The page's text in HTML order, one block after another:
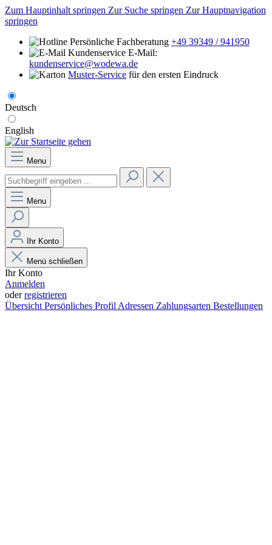
Zum Hauptinhalt springen Zur Suche springen Zur Hauptnavigation
springen
Persönliche Fachberatung +49 39349 / 941950
E-Mail:
kundenservice@wodewa.de
Muster-Service für den ersten Eindruck
Deutsch
English
Menu
Menu
Ihr Konto
Menü schließen
Ihr Konto
Anmelden
oderregistrieren
Übersicht Persönliches Profil Adressen Zahlungsarten Bestellungen